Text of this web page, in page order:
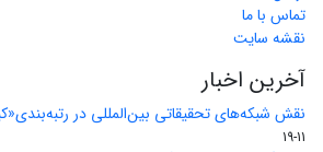
تماس با ما
نقشه سایت
آخرین اخبار
نقش شبکه‌های تحقیقاتی بین‌المللی در
11-19